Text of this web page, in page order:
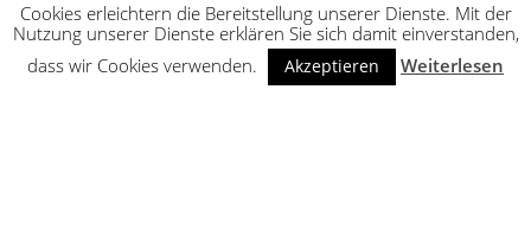
Cookies erleichtern die Bereitstellung unserer Dienste. Mit der
Nutzung unserer Dienste erklären Sie sich damit einverstanden,
dass wir Cookies verwenden.
Akzeptieren Weiterlesen